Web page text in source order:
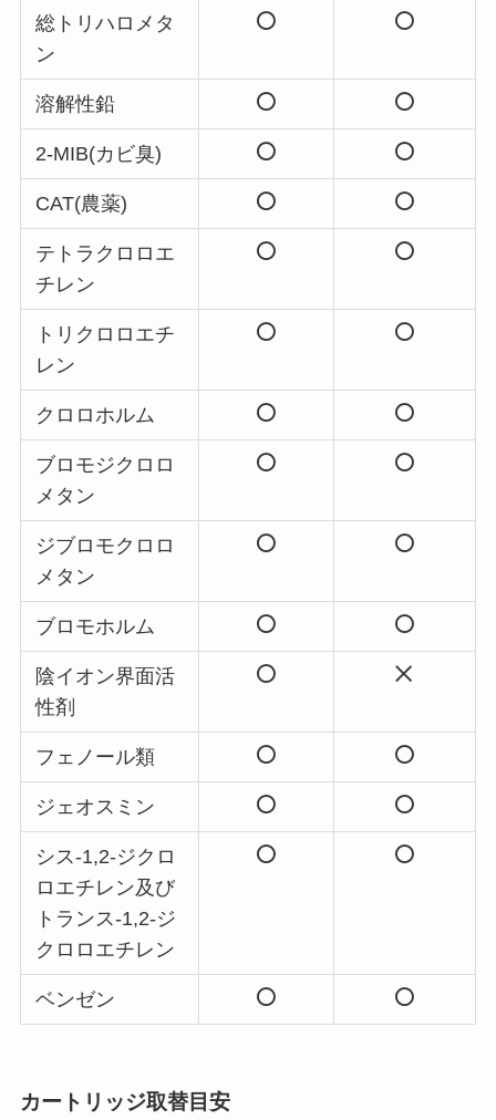
総トリハロメタ
ン
溶解性鉛
2-MIB(カビ臭)
CAT(農薬)
テトラクロロエ
チレン
トリクロロエチ
レン
クロロホルム
ブロモジクロロ
メタン
ジブロモクロロ
メタン
ブロモホルム
陰イオン界面活
性剤
フェノール類
ジェオスミン
シス-1,2-ジクロ
ロエチレン及び
トランス-1,2-ジ
クロロエチレン
ベンゼン
カートリッジ取替目安